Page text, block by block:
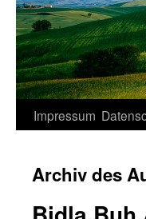
Zum
springen
Impressum
Archiv des